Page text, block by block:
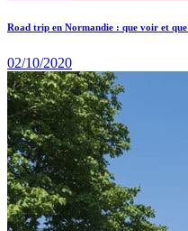
Road trip en Normandie : que voir et
02/10/2020